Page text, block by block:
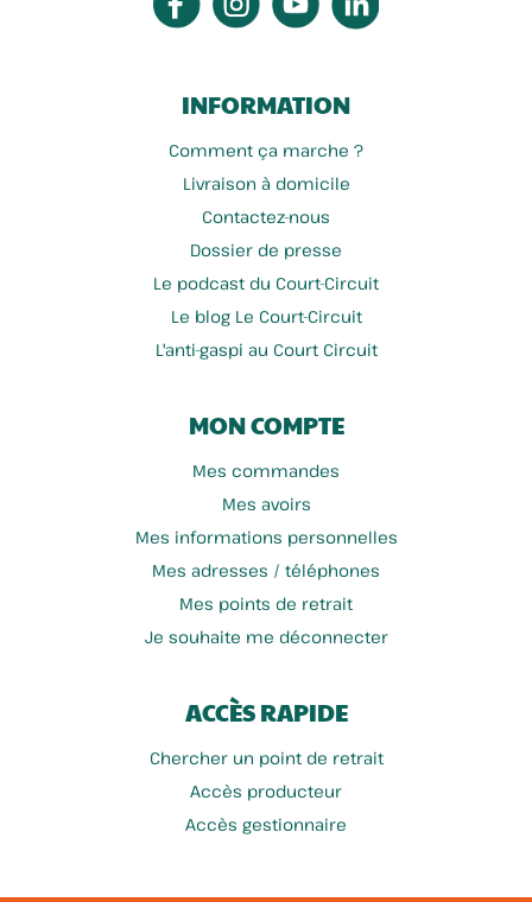
INFORMATION
Comment ça marche ?
Livraison à domicile
Contactez-nous
Dossier de presse
Le podcast du Court-Circuit
Le blog Le Court-Circuit
L'anti-gaspi au Court Circuit
MON COMPTE
Mes commandes
Mes avoirs
Mes informations personnelles
Mes adresses / téléphones
Mes points de retrait
Je souhaite me déconnecter
ACCÈS RAPIDE
Chercher un point de retrait
Accès producteur
Accès gestionnaire